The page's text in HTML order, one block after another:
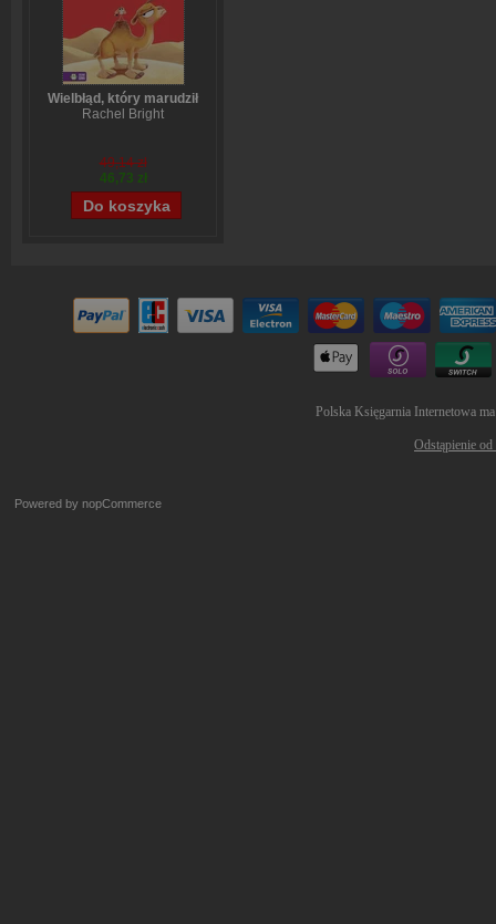
Wielbłąd, który marudził
Rachel Bright
49,14 zł
46,73 zł
Polska Księgarnia Internetowa
Odstąpienie
Powered by nopCommerce